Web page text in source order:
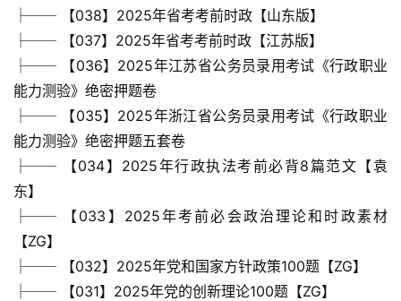
├── 【038】2025年省考考前时政【山东版】
├── 【037】2025年省考考前时政【江苏版】
├── 【036】2025年江苏省公务员录用考试《行政职业
能力测验》绝密押题卷
├── 【035】2025年浙江省公务员录用考试《行政职业
能力测验》绝密押题五套卷
├── 【034】2025年行政执法考前必背8篇范文【袁
东】
├── 【033】2025年考前必会政治理论和时政素材
【ZG】
├── 【032】2025年党和国家方针政策100题【ZG】
├── 【031】2025年党的创新理论100题【ZG】